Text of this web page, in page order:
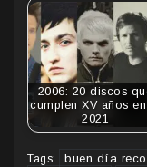
2006: 20 discos
cumplen XV años
2021
Tags: buen día